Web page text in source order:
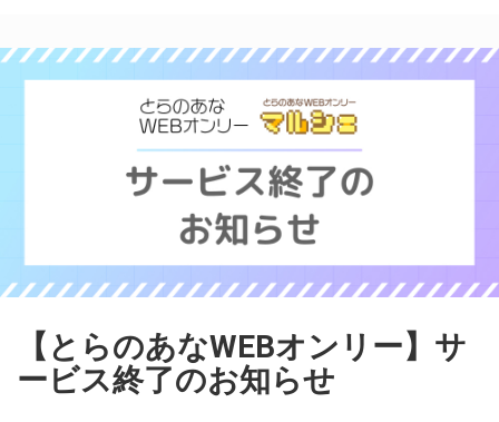
【とらのあなWEBオンリー】サ
ービス終了のお知らせ